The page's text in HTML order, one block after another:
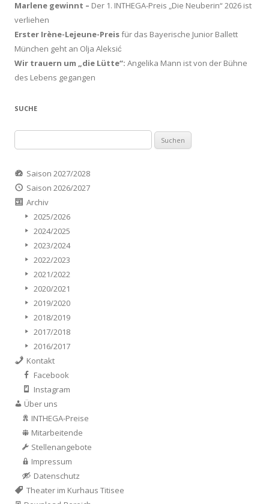
Marlene gewinnt – Der 1. INTHEGA-Preis „Die Neuberin“ 2026 ist
verliehen
Erster Irène-Lejeune-Preisfür das Bayerische Junior Ballett
München geht an Olja Aleksić
Wir trauern um „die Lütte“: Angelika Mann ist von der Bühne
des Lebens gegangen
SUCHE
nach:
Saison 2027/2028
Saison 2026/2027
Archiv
2025/2026
2024/2025
2023/2024
2022/2023
2021/2022
2020/2021
2019/2020
2018/2019
2017/2018
2016/2017
Kontakt
Facebook
Instagram
Über uns
INTHEGA-Preise
Mitarbeitende
Stellenangebote
Impressum
Datenschutz
Theater im Kurhaus Titisee